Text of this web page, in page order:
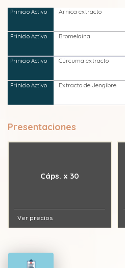
Arnica extracto
Bromelaína
Cúrcuma extracto
Extracto de Jengibre
Presentaciones
Cáps. x 30
Ver precios